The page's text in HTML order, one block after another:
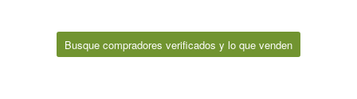
Busque compradores verificados y lo que venden